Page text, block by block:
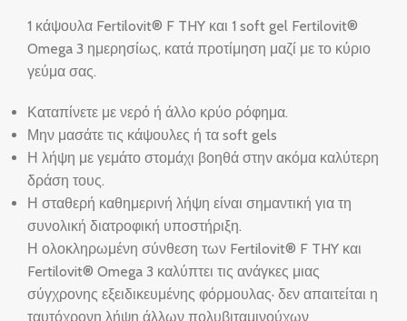
1 κάψουλα Fertilovit® F THY και 1 soft gel Fertilovit®
Omega 3 ημερησίως, κατά προτίμηση μαζί με το κύριο
γεύμα σας.
Καταπίνετε με νερό ή άλλο κρύο ρόφημα.
Μην μασάτε τις κάψουλες ή τα soft gels
Η λήψη με γεμάτο στομάχι βοηθά στην ακόμα καλύτερη
δράση τους.
Η σταθερή καθημερινή λήψη είναι σημαντική για τη
συνολική διατροφική υποστήριξη.
Η ολοκληρωμένη σύνθεση των Fertilovit® F THY και
Fertilovit® Omega 3 καλύπτει τις ανάγκες μιας
σύγχρονης εξειδικευμένης φόρμουλας· δεν απαιτείται η
ταυτόχρονη λήψη άλλων πολυβιταμινούχων